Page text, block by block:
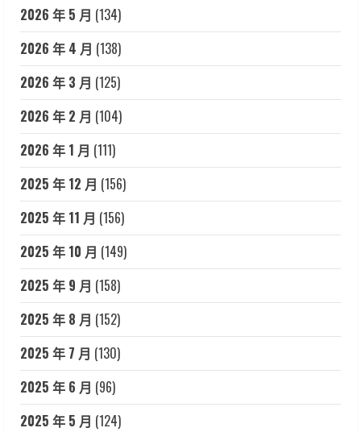
2026 年 5 月 (134)
2026 年 4 月 (138)
2026 年 3 月 (125)
2026 年 2 月 (104)
2026 年 1 月 (111)
2025 年 12 月 (156)
2025 年 11 月 (156)
2025 年 10 月 (149)
2025 年 9 月 (158)
2025 年 8 月 (152)
2025 年 7 月 (130)
2025 年 6 月 (96)
2025 年 5 月 (124)